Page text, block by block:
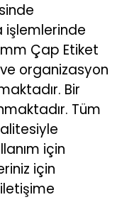
işlemlerinde
Çap Etiket
organizasyon
Bir
Tüm
için
için